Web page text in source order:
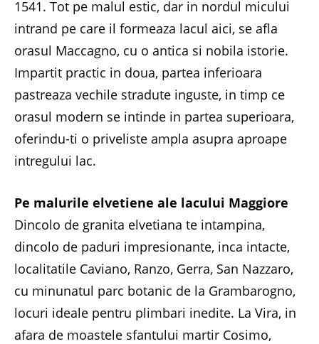
1541. Tot pe malul estic, dar in nordul micului
intrand pe care il formeaza lacul aici, se afla
orasul Maccagno, cu o antica si nobila istorie.
Impartit practic in doua, partea inferioara
pastreaza vechile stradute inguste, in timp ce
orasul modern se intinde in partea superioara,
oferindu-ti o priveliste ampla asupra aproape
intregului lac.
Pe malurile elvetiene ale lacului Maggiore
Dincolo de granita elvetiana te intampina,
dincolo de paduri impresionante, inca intacte,
localitatile Caviano, Ranzo, Gerra, San Nazzaro,
cu minunatul parc botanic de la Grambarogno,
locuri ideale pentru plimbari inedite. La Vira, in
afara de moastele sfantului martir Cosimo,